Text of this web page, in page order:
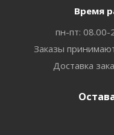
Время
пн-пт: 08.00-
Заказы
Доставка